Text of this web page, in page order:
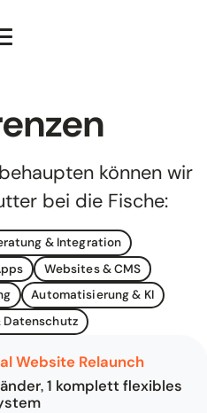
zeigen/verstecken
können wir
bei die Fische:
& Integration
Websites & CMS
Automatisierung & KI
Datenschutz
Website Relaunch
1 komplett flexibles